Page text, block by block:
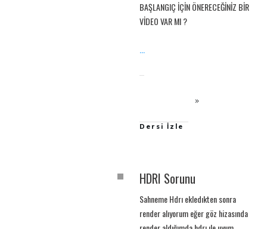
BAŞLANGIÇ İÇİN ÖNERECEĞİNİZ BİR
VİDEO VAR MI ?
Dersi İzle
HDRI Sorunu
Sahneme Hdrı ekledıkten sonra
render alıyorum eğer göz hizasında